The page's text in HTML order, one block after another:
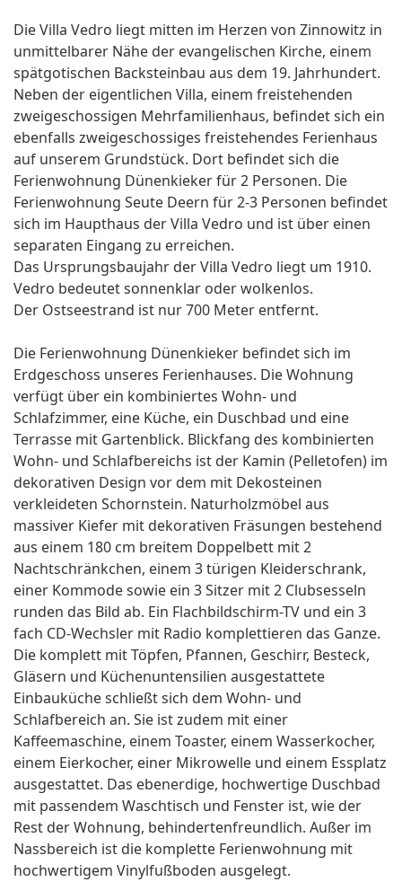
Die Villa Vedro liegt mitten im Herzen von Zinnowitz in
unmittelbarer Nähe der evangelischen Kirche, einem
spätgotischen Backsteinbau aus dem 19. Jahrhundert.
Neben der eigentlichen Villa, einem freistehenden
zweigeschossigen Mehrfamilienhaus, befindet sich ein
ebenfalls zweigeschossiges freistehendes Ferienhaus
auf unserem Grundstück. Dort befindet sich die
Ferienwohnung Dünenkieker für 2 Personen. Die
Ferienwohnung Seute Deern für 2-3 Personen befindet
sich im Haupthaus der Villa Vedro und ist über einen
separaten Eingang zu erreichen.
Das Ursprungsbaujahr der Villa Vedro liegt um 1910.
Vedro bedeutet sonnenklar oder wolkenlos.
Der Ostseestrand ist nur 700 Meter entfernt.
Die Ferienwohnung Dünenkieker befindet sich im
Erdgeschoss unseres Ferienhauses. Die Wohnung
verfügt über ein kombiniertes Wohn- und
Schlafzimmer, eine Küche, ein Duschbad und eine
Terrasse mit Gartenblick. Blickfang des kombinierten
Wohn- und Schlafbereichs ist der Kamin (Pelletofen) im
dekorativen Design vor dem mit Dekosteinen
verkleideten Schornstein. Naturholzmöbel aus
massiver Kiefer mit dekorativen Fräsungen bestehend
aus einem 180 cm breitem Doppelbett mit 2
Nachtschränkchen, einem 3 türigen Kleiderschrank,
einer Kommode sowie ein 3 Sitzer mit 2 Clubsesseln
runden das Bild ab. Ein Flachbildschirm-TV und ein 3
fach CD-Wechsler mit Radio komplettieren das Ganze.
Die komplett mit Töpfen, Pfannen, Geschirr, Besteck,
Gläsern und Küchenuntensilien ausgestattete
Einbauküche schließt sich dem Wohn- und
Schlafbereich an. Sie ist zudem mit einer
Kaffeemaschine, einem Toaster, einem Wasserkocher,
einem Eierkocher, einer Mikrowelle und einem Essplatz
ausgestattet. Das ebenerdige, hochwertige Duschbad
mit passendem Waschtisch und Fenster ist, wie der
Rest der Wohnung, behindertenfreundlich. Außer im
Nassbereich ist die komplette Ferienwohnung mit
hochwertigem Vinylfußboden ausgelegt.